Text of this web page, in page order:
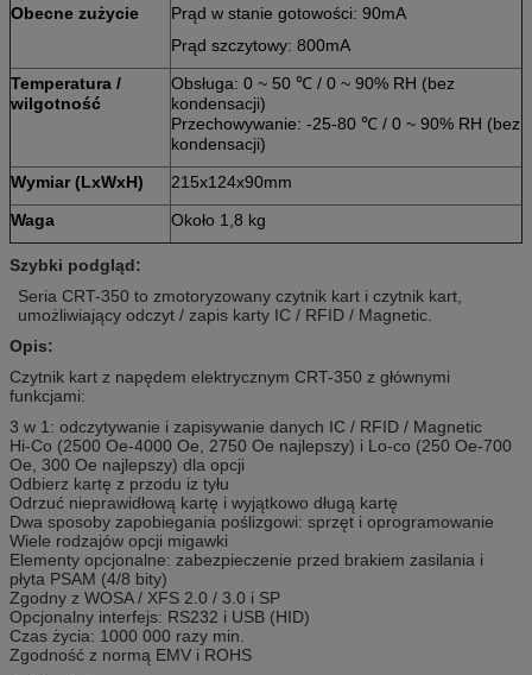
Obecne zużycie
Prąd w stanie gotowości: 90mA
Prąd szczytowy: 800mA
Temperatura /
wilgotność
Obsługa: 0 ~ 50 ℃ / 0 ~ 90% RH (bez
kondensacji)
Przechowywanie: -25-80 ℃ / 0 ~ 90% RH (bez
kondensacji)
Wymiar (LxWxH)
215x124x90mm
Waga
Około 1,8 kg
Szybki podgląd:
Seria CRT-350 to zmotoryzowany czytnik kart i czytnik kart,
umożliwiający odczyt / zapis karty IC / RFID / Magnetic.
Opis:
Czytnik kart z napędem elektrycznym CRT-350 z głównymi
funkcjami:
3 w 1: odczytywanie i zapisywanie danych IC / RFID / Magnetic
Hi-Co (2500 Oe-4000 Oe, 2750 Oe najlepszy) i Lo-co (250 Oe-700
Oe, 300 Oe najlepszy) dla opcji
Odbierz kartę z przodu iz tyłu
Odrzuć nieprawidłową kartę i wyjątkowo długą kartę
Dwa sposoby zapobiegania poślizgowi: sprzęt i oprogramowanie
Wiele rodzajów opcji migawki
Elementy opcjonalne: zabezpieczenie przed brakiem zasilania i
płyta PSAM (4/8 bity)
Zgodny z WOSA / XFS 2.0 / 3.0 i SP
Opcjonalny interfejs: RS232 i USB (HID)
Czas życia: 1000 000 razy min.
Zgodność z normą EMV i ROHS